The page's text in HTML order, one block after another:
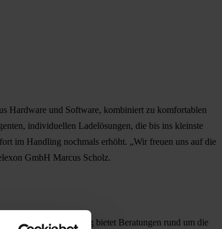
Hardware und Software, kombiniert zu komfortablen
individuellen Ladelösungen, die bis ins kleinste
im Handling nochmals erhöht. „Wir freuen uns auf die
GmbH Marcus Scholz.
Projektschritte hinweg bietet Beratungen rund um die